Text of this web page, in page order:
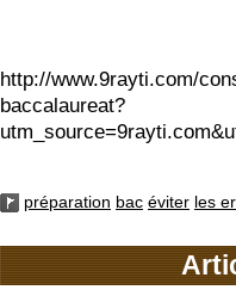
http://www.9rayti.com/
baccalaureat?
préparation bac éviter les